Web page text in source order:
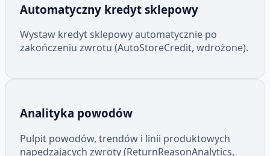
Automatyczny kredyt sklepowy
Wystaw kredyt sklepowy automatycznie po
zakończeniu zwrotu (AutoStoreCredit, wdrożone).
Analityka powodów
Pulpit powodów, trendów i linii produktowych
napędzających zwroty (ReturnReasonAnalytics,